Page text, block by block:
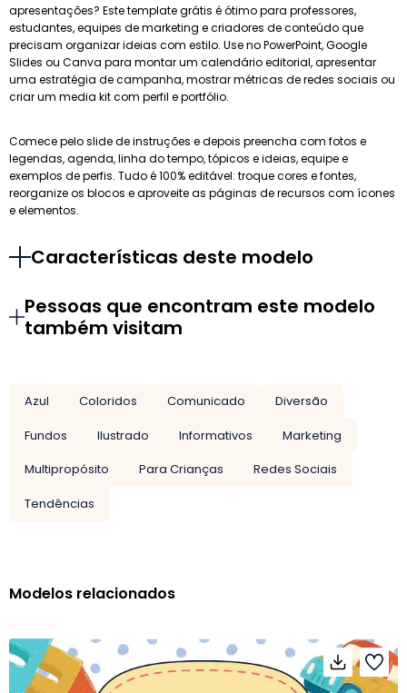
apresentações? Este template grátis é ótimo para professores,
estudantes, equipes de marketing e criadores de conteúdo que
precisam organizar ideias com estilo. Use no PowerPoint, Google
Slides ou Canva para montar um calendário editorial, apresentar
uma estratégia de campanha, mostrar métricas de redes sociais ou
criar um media kit com perfil e portfólio.
Comece pelo slide de instruções e depois preencha com fotos e
legendas, agenda, linha do tempo, tópicos e ideias, equipe e
exemplos de perfis. Tudo é 100% editável: troque cores e fontes,
reorganize os blocos e aproveite as páginas de recursos com ícones
e elementos.
Características deste modelo
Pessoas que encontram este modelo
também visitam
Azul Coloridos Comunicado
Diversão
Fundos
Ilustrado Informativos
Marketing
Multipropósito
Para Crianças
Redes Sociais
Tendências
Modelos relacionados